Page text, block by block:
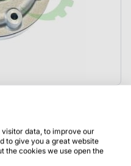
Jazdy
data, to improve our
to give you a great website
the cookies we use open the